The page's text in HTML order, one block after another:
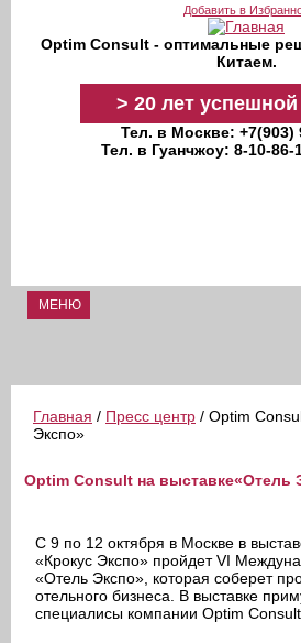
Перейти к основному содержаниюДобавить в
Optim Consult - оптимальные
Китаем.
> 20 летуспешной
Тел. в Москве: +7(903)
Тел. в Гуанчжоу: 8-10-86-
МЕНЮ
Главная / Пресс центр / Optim
Экспо»
Optim Consult на выставке«Отель
С 9 по 12 октября в Москве в
«Крокус Экспо» пройдет VI
«Отель Экспо», которая соберет
отельного бизнеса. В выставке
специалисы компании Optim Consult.